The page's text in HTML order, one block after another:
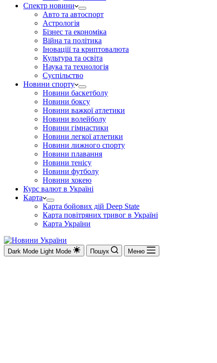
Спектр новини
Авто та автоспорт
Астрологія
Бізнес та економіка
Війна та політика
Іноваціії та криптовалюта
Культура та освіта
Наука та технологія
Суспільство
Новини спорту
Новини баскетболу
Новини боксу
Новини важкої атлетики
Новини волейболу
Новини гімнастики
Новини легкої атлетики
Новини лижного спорту
Новини плавання
Новини тенісу
Новини футболу
Новини хокею
Курс валют в Україні
Карта
Карта бойових дій Deep State
Карта повітряних тривог в Україні
Карта України
Dark Mode Light Mode Пошук Меню